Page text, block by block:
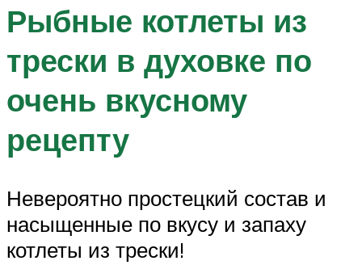
Рыбные котлеты из
трески в духовке по
очень вкусному
рецепту
Невероятно простецкий состав и
насыщенные по вкусу и запаху
котлеты из трески!